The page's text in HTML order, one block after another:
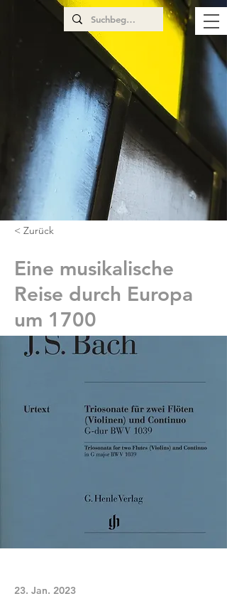
< Zurück
Eine musikalische
Reise durch Europa
um 1700
23. Jan. 2023